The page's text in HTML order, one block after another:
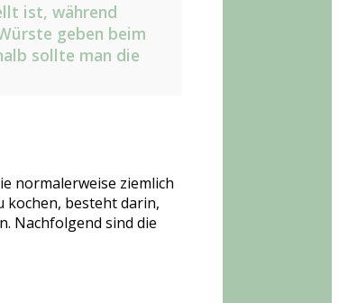
ist, während
geben beim
sollte man die
normalerweise ziemlich
kochen, besteht darin,
Nachfolgend sind die